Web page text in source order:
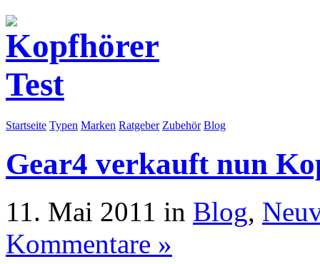
Startseite Typen Marken Ratgeber Zubehör Blog
Gear4 verkauft nun
11. Mai 2011 in Blog,
Kommentare »